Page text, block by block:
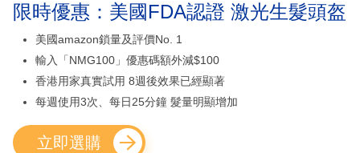
限時優惠：美國FDA認證 激光生髮頭盔
美國amazon鎖量及評價No. 1
輸入「NMG100」優惠碼額外減$100
香港用家真實試用 8週後效果已經顯著
每週使用3次、每日25分鐘 髮量明顯增加
立即選購